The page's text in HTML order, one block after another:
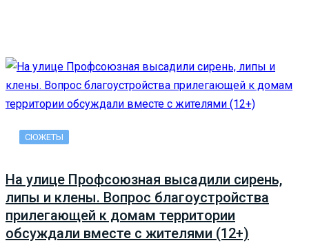
СЮЖЕТЫ
На улице Профсоюзная высадили сирень,
липы и клены. Вопрос благоустройства
прилегающей к домам территории
обсуждали вместе с жителями (12+)